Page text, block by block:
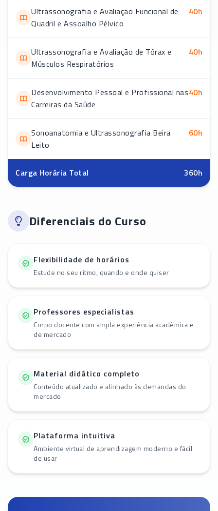
Ultrassonografia e Avaliação Funcional de
Quadril e Assoalho Pélvico
40h
Ultrassonografia e Avaliação de Tórax e
Músculos Respiratórios
40h
Desenvolvimento Pessoal e Profissional nas
Carreiras da Saúde
40h
Sonoanatomia e Ultrassonografia Beira
Leito
60h
Carga Horária Total 360h
Diferenciais do Curso
Flexibilidade de horários
Estude no seu ritmo, quando e onde quiser
Professores especialistas
Corpo docente com ampla experiência acadêmica e
de mercado
Material didático completo
Conteúdo atualizado e alinhado às demandas do
mercado
Plataforma intuitiva
Ambiente virtual de aprendizagem moderno e fácil
de usar